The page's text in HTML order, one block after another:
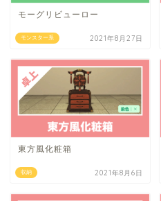
モンスター系
モーグリビューロー
2021年8月27日
収納
東方風化粧箱
2021年8月6日